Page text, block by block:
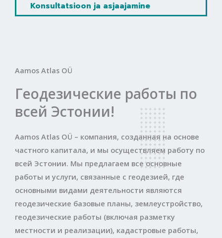
Konsultatsioon ja asjaajamine
Aamos Atlas OÜ
Геодезические работы по
всей Эстонии!
Aamos Atlas OÜ – компания, созданная на основе
частного капитала, и мы осуществляем работу по
всей Эстонии. Мы предлагаем все основные
работы и услуги, связанные с геодезией, где
основными видами деятельности являются
геодезические базовые планы, землеустройство,
геодезические работы (включая разметку
местности и реализации), кадастровые работы,